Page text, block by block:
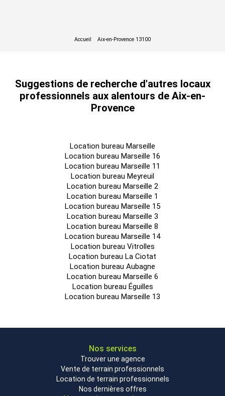
Suggestions de recherche d'autres locaux
professionnels aux alentours de Aix-en-
Provence
Location bureau Marseille
Location bureau Marseille 16
Location bureau Marseille 11
Location bureau Meyreuil
Location bureau Marseille 2
Location bureau Marseille 1
Location bureau Marseille 15
Location bureau Marseille 3
Location bureau Marseille 8
Location bureau Marseille 14
Location bureau Vitrolles
Location bureau La Ciotat
Location bureau Aubagne
Location bureau Marseille 6
Location bureau Éguilles
Location bureau Marseille 13
Nos services
Trouver une agence
Vente de terrain professionnels
Location de terrain professionnels
Nos dernières offres